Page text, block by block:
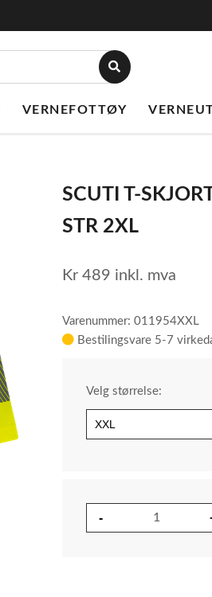
VERNEFOTTØY
SCUTI T-
STR 2XL
Kr489 inkl. mva
Varenummer: 011954XXL
Bestilingsvare 5-7
Velg størrelse: